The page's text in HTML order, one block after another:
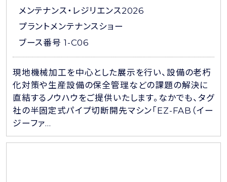
メンテナンス・レジリエンス2026
プラントメンテナンスショー
ブース番号 1-C06
現地機械加工を中心とした展示を行い、設備の老朽
化対策や生産設備の保全管理などの課題の解決に
直結するノウハウをご提供いたします。なかでも、タグ
社の半固定式パイプ切断開先マシン「EZ-FAB（イー
ジーファ...